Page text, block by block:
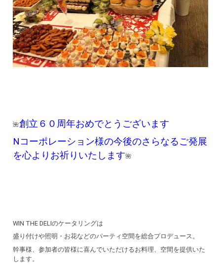
🌺創立６０周年おめでとうございます
Nコーポレーション様の今後のさらなるご発展
を心よりお祈りいたします🌺
WIN THE DELIのケータリングは
盛り付けや照明・お花などのパーティ空間を総合プロデュース。
幹事様、参加者の皆様に喜んでいただけるお料理、空間を提供いた
します。